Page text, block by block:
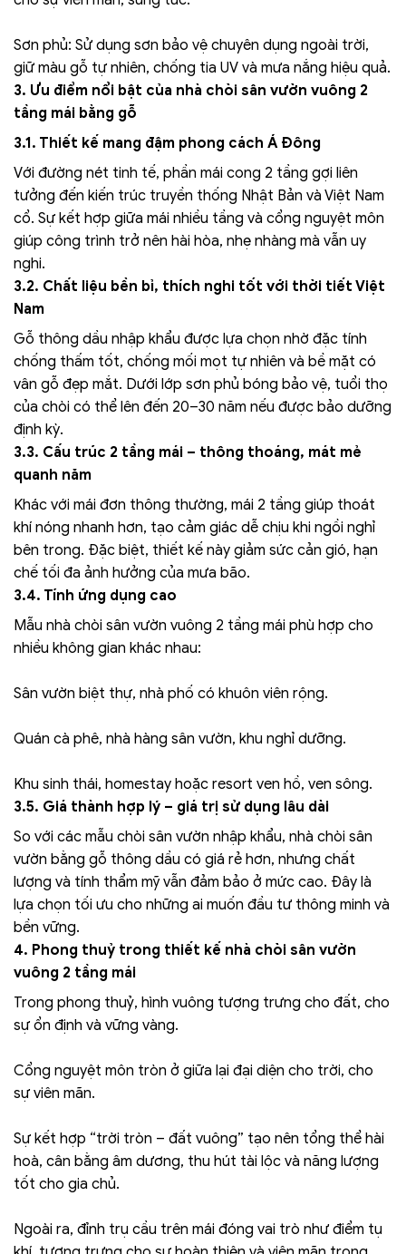
Sơn phủ: Sử dụng sơn bảo vệ chuyên dụng ngoài trời,
giữ màu gỗ tự nhiên, chống tia UV và mưa nắng hiệu quả.
3. Ưu điểm nổi bật của nhà chòi sân vườn vuông 2
tầng mái bằng gỗ
3.1. Thiết kế mang đậm phong cách Á Đông
Với đường nét tinh tế, phần mái cong 2 tầng gợi liên
tưởng đến kiến trúc truyền thống Nhật Bản và Việt Nam
cổ. Sự kết hợp giữa mái nhiều tầng và cổng nguyệt môn
giúp công trình trở nên hài hòa, nhẹ nhàng mà vẫn uy
nghi.
3.2. Chất liệu bền bỉ, thích nghi tốt với thời tiết Việt
Nam
Gỗ thông dầu nhập khẩu được lựa chọn nhờ đặc tính
chống thấm tốt, chống mối mọt tự nhiên và bề mặt có
vân gỗ đẹp mắt. Dưới lớp sơn phủ bóng bảo vệ, tuổi thọ
của chòi có thể lên đến 20–30 năm nếu được bảo dưỡng
định kỳ.
3.3. Cấu trúc 2 tầng mái – thông thoáng, mát mẻ
quanh năm
Khác với mái đơn thông thường, mái 2 tầng giúp thoát
khí nóng nhanh hơn, tạo cảm giác dễ chịu khi ngồi nghỉ
bên trong. Đặc biệt, thiết kế này giảm sức cản gió, hạn
chế tối đa ảnh hưởng của mưa bão.
3.4. Tính ứng dụng cao
Mẫu nhà chòi sân vườn vuông 2 tầng mái phù hợp cho
nhiều không gian khác nhau:
Sân vườn biệt thự, nhà phố có khuôn viên rộng.
Quán cà phê, nhà hàng sân vườn, khu nghỉ dưỡng.
Khu sinh thái, homestay hoặc resort ven hồ, ven sông.
3.5. Giá thành hợp lý – giá trị sử dụng lâu dài
So với các mẫu chòi sân vườn nhập khẩu, nhà chòi sân
vườn bằng gỗ thông dầu có giá rẻ hơn, nhưng chất
lượng và tính thẩm mỹ vẫn đảm bảo ở mức cao. Đây là
lựa chọn tối ưu cho những ai muốn đầu tư thông minh và
bền vững.
4. Phong thuỷ trong thiết kế nhà chòi sân vườn
vuông 2 tầng mái
Trong phong thuỷ, hình vuông tượng trưng cho đất, cho
sự ổn định và vững vàng.
Cổng nguyệt môn tròn ở giữa lại đại diện cho trời, cho
sự viên mãn.
Sự kết hợp “trời tròn – đất vuông” tạo nên tổng thể hài
hoà, cân bằng âm dương, thu hút tài lộc và năng lượng
tốt cho gia chủ.
Ngoài ra, đỉnh trụ cầu trên mái đóng vai trò như điểm tụ